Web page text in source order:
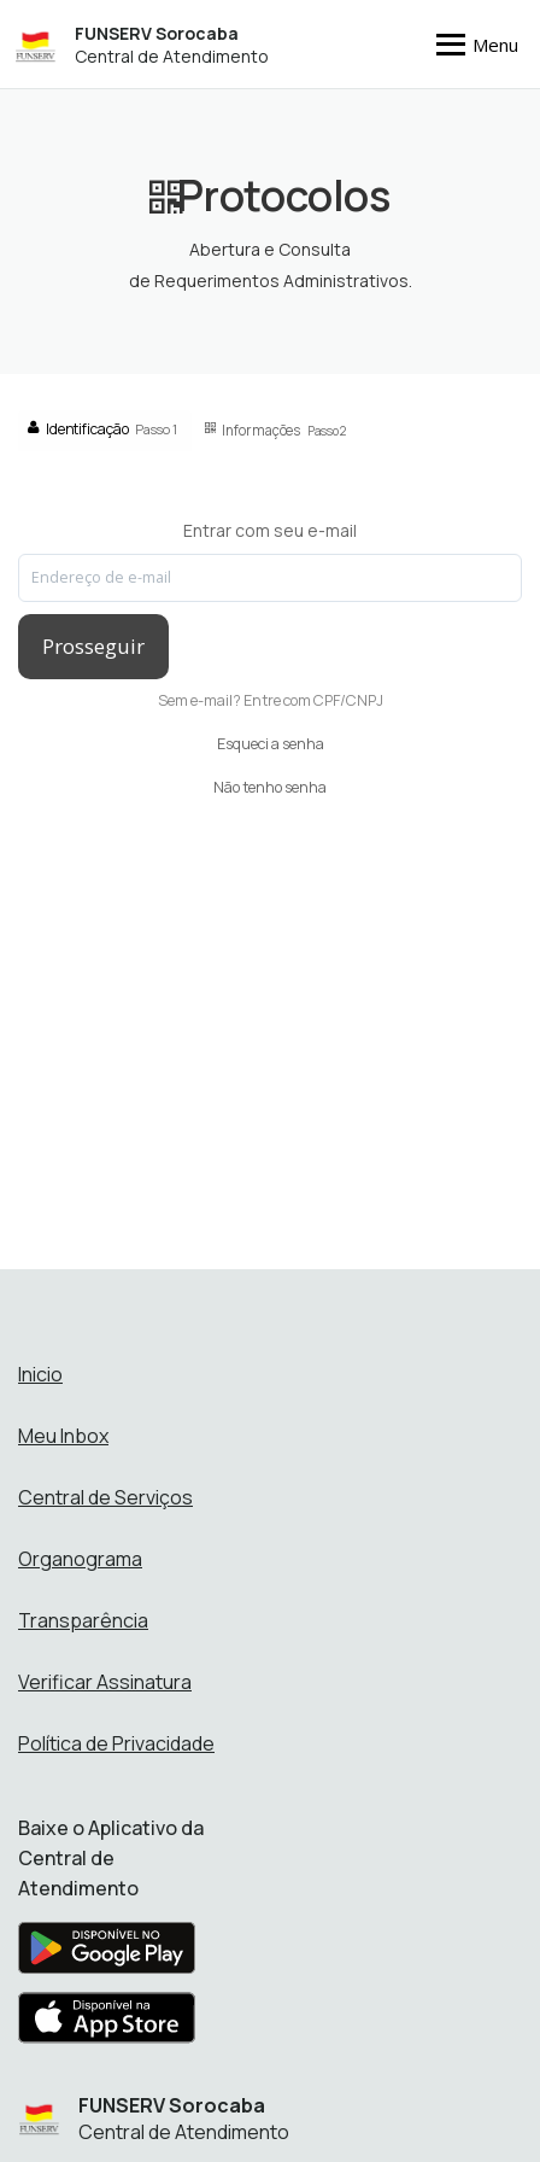
FUNSERV Sorocaba
Central de Atendimento
Menu
Protocolos
Abertura e Consulta
de Requerimentos Administrativos.
Identificação Passo 1 Informações Passo 2
Entrar com seu e-mail
Prosseguir
Sem e-mail? Entre com CPF/CNPJ
Esqueci a senha
Não tenho senha
Inicio
Meu Inbox
Central de Serviços
Organograma
Transparência
Verificar Assinatura
Política de Privacidade
Baixe o Aplicativo da
Central de
Atendimento
FUNSERV Sorocaba
Central de Atendimento